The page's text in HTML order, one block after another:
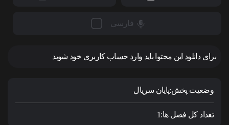
فارسی
برای دانلود این محتوا باید وارد حساب کاربری خود شوید
وضعیت پخش:پایان سریال
تعداد کل فصل ها:1